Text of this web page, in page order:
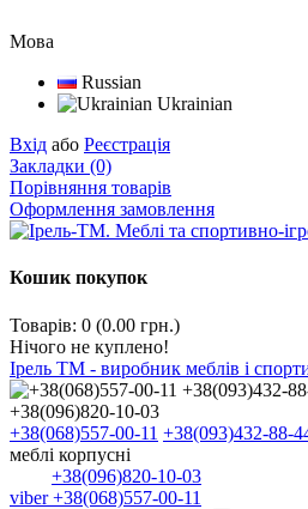
Мова
Russian
Ukrainian
Вхід або Реєстрація
Закладки (0)
Порівняння товарів
Оформлення замовлення
Кошик покупок
Товарів: 0 (0.00 грн.)
Нічого не куплено!
Ірель ТМ - виробник меблів і
+38(068)557-00-11 +38(093)432-88-
меблі корпусні
+38(096)820-10-03
viber +38(068)557-00-11